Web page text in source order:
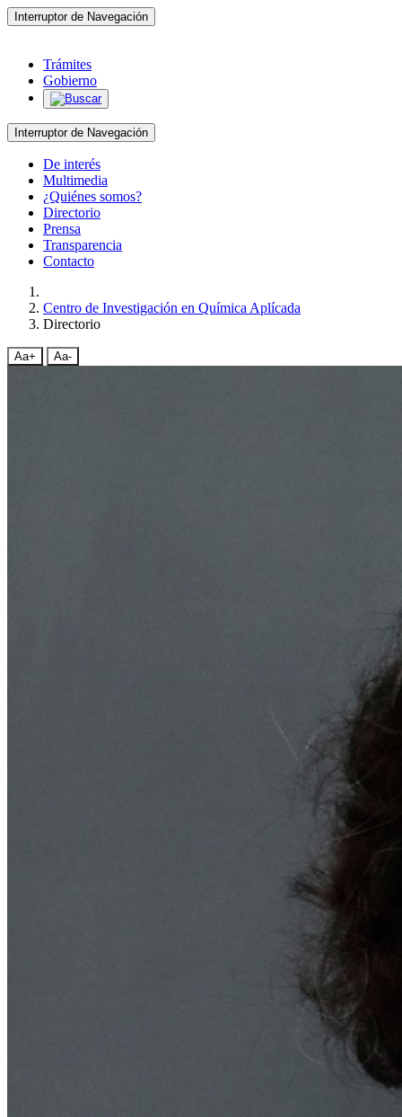
Interruptor de Navegación
Trámites
Gobierno
Interruptor de Navegación
De interés
Multimedia
¿Quiénes somos?
Directorio
Prensa
Transparencia
Contacto
Centro de Investigación en Química Aplícada
Directorio
Aa+ Aa-